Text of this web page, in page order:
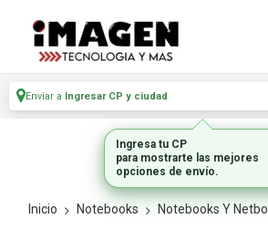
Enviar a Ingresar CP y ciudad
Inicio Notebooks Notebooks Y
Ingresa tu CP
para mostrarte las mejores
opciones de envío.